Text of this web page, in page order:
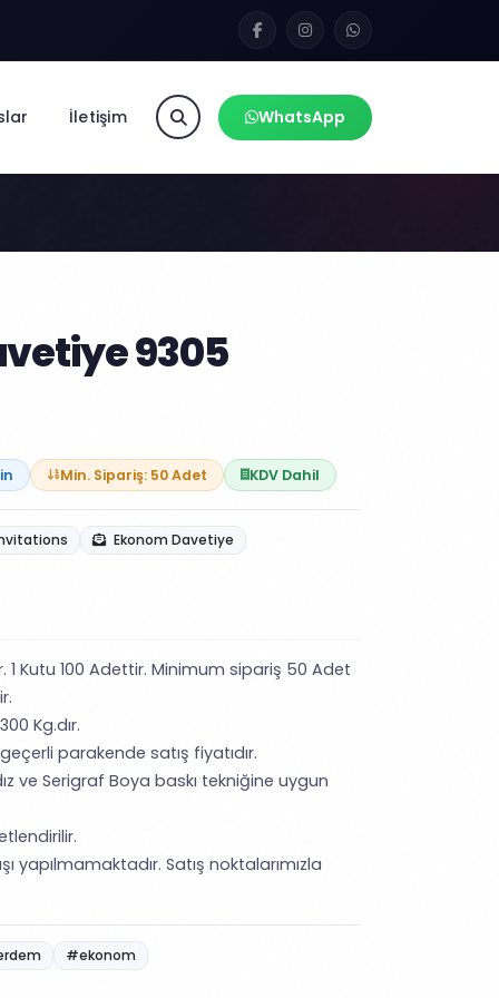
İletişim WhatsApp
9305
Min. Sipariş: 50 Adet KDV Dahil
Ekonom Davetiye
1 Kutu 100 Adettir. Minimum sipariş 50 Adet
Kg.dır.
parakende satış fiyatıdır.
ve Serigraf Boya baskı tekniğine uygun
yapılmamaktadır. Satış noktalarımızla
#ekonom